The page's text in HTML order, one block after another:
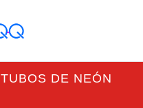
TUBOS DE NEÓN